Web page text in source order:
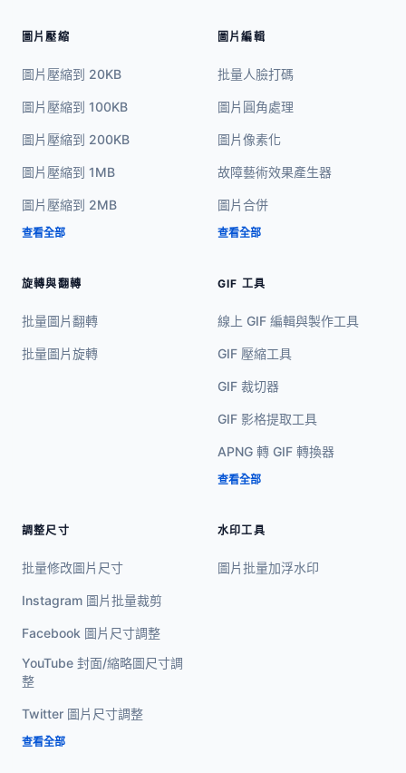
圖片壓縮
圖片壓縮到 20KB
圖片壓縮到 100KB
圖片壓縮到 200KB
圖片壓縮到 1MB
圖片壓縮到 2MB
查看全部
圖片編輯
批量人臉打碼
圖片圓角處理
圖片像素化
故障藝術效果產生器
圖片合併
查看全部
旋轉與翻轉
批量圖片翻轉
批量圖片旋轉
GIF 工具
線上 GIF 編輯與製作工具
GIF 壓縮工具
GIF 裁切器
GIF 影格提取工具
APNG 轉 GIF 轉換器
查看全部
調整尺寸
批量修改圖片尺寸
Instagram 圖片批量裁剪
Facebook 圖片尺寸調整
YouTube 封面/縮略圖尺寸調
整
Twitter 圖片尺寸調整
查看全部
水印工具
圖片批量加浮水印